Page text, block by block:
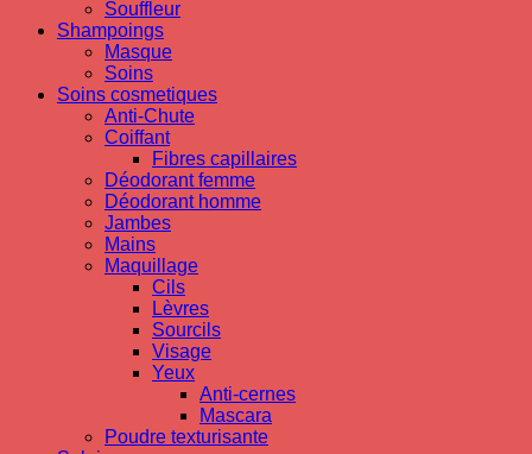
Souffleur
Shampoings
Masque
Soins
Soins cosmetiques
Anti-Chute
Coiffant
Fibres capillaires
Déodorant femme
Déodorant homme
Jambes
Mains
Maquillage
Cils
Lèvres
Sourcils
Visage
Yeux
Anti-cernes
Mascara
Poudre texturisante